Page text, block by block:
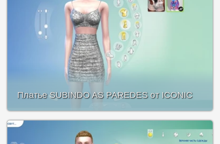
Платье SUBINDO AS PAREDES от ICONIC